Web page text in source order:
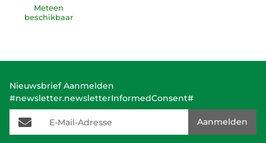
Meteen
beschikbaar
Nieuwsbrief Aanmelden
#newsletter.newsletterInformedConsent#
E-Mail-Adresse
Aanmelden